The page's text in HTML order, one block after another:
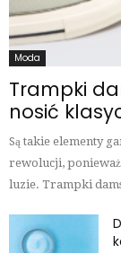
Moda
Trampki
nosić
Są takie elementy
rewolucji,
luzie. Trampki